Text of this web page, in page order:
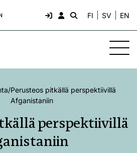
FI SV EN
/Perusteos pitkällä perspektiivillä
Afganistaniin
perspektiivillä